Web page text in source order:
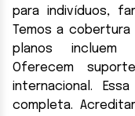
para indivíduos,
Temos a cobertura
planos incluem
Oferecem
internacional.
completa.